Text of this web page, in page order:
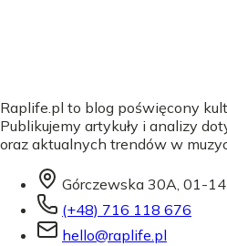
Raplife.pl to blog poświęcony
Publikujemy artykuły i analizy
oraz aktualnych trendów w
Górczewska 30A, 01-
(+48) 716 118 676
hello@raplife.pl